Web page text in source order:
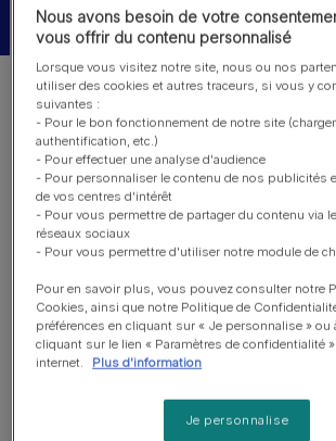
Pour devenir un membre du Club
que vous soyez inscrit au programme
pour pouvoir intégrer cet espace
également répondre à un questionnaire
Pour plus d’informations, cliquezici.
Autres
Nous avons besoin de votre
vous offrir du contenu personnalisé
Lorsque vous visitez notre site, nous ou nos
utiliser des cookies et autres traceurs, si vous y
suivantes :
- Pour le bon fonctionnement de notre site
authentification, etc.)
- Pour effectuer une analyse d'audience
- Pour personnaliser le contenu de nos publicités
de vos centres d'intérêt
- Pour vous permettre de partager du contenu via
réseaux sociaux
- Pour vous permettre d'utiliser notre module de
Pour en savoir plus, vous pouvez consulter notre
Cookies, ainsi que notre Politique de
préférences en cliquant sur « Je personnalise » ou
cliquant sur le lien « Paramètres de confidentialité
internet.
Plus d'information
Je personnalise